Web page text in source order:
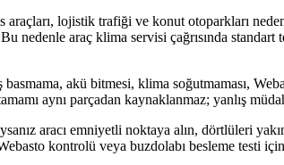
lojistik trafiği ve konut otoparkları
nedenle araç klima servisi çağrısında
akü bitmesi, klima soğutmaması,
aynı parçadan kaynaklanmaz; yanlış
aracı emniyetli noktaya alın, dörtlüleri
kontrolü veya buzdolabı besleme testi için